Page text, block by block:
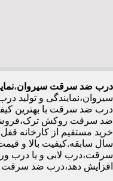
درب ضد سرقت سیروان،
سیروان،نمایندگی و
درب ضد سرقت با بهترین
ضد سرقت روکش ترک،فروش
سال سابقه.کیفیت بالا و
افزایش دهد،درب ضد سرقت